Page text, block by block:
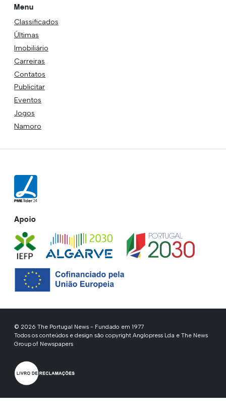
Menu
Classificados
Últimas
Imobiliário
Carreiras
Contatos
Publicitar
Eventos
Jogos
Namoro
Apoio
© 2026 The Portugal News - Fundado em 1977
Todos os conteúdos e design são copyright Anglopress Lda e The News
Group of Newspapers